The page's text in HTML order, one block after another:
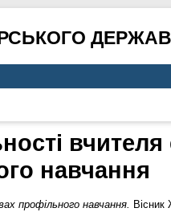
навчання
профільного навчання. Вісник